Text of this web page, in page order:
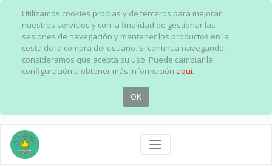
Utilizamos cookies propias y de terceros para mejorar
nuestros servicios y con la finalidad de gestionar las
sesiones de navegación y mantener los productos en la
cesta de la compra del usuario. Si continua navegando,
consideramos que acepta su uso. Puede cambiar la
configuración u obtener más información aquí.
OK